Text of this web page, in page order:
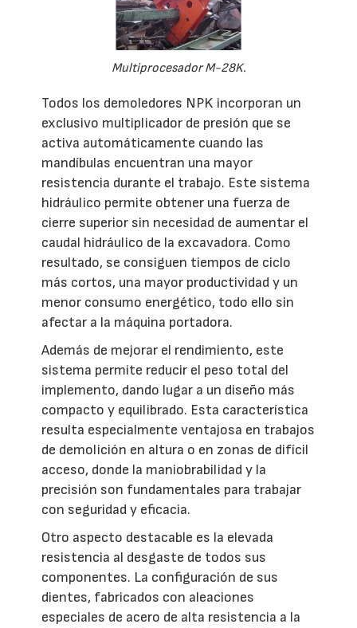
Multiprocesador M-28K.
Todos los demoledores NPK incorporan un
exclusivo multiplicador de presión que se
activa automáticamente cuando las
mandíbulas encuentran una mayor
resistencia durante el trabajo. Este sistema
hidráulico permite obtener una fuerza de
cierre superior sin necesidad de aumentar el
caudal hidráulico de la excavadora. Como
resultado, se consiguen tiempos de ciclo
más cortos, una mayor productividad y un
menor consumo energético, todo ello sin
afectar a la máquina portadora.
Además de mejorar el rendimiento, este
sistema permite reducir el peso total del
implemento, dando lugar a un diseño más
compacto y equilibrado. Esta característica
resulta especialmente ventajosa en trabajos
de demolición en altura o en zonas de difícil
acceso, donde la maniobrabilidad y la
precisión son fundamentales para trabajar
con seguridad y eficacia.
Otro aspecto destacable es la elevada
resistencia al desgaste de todos sus
componentes. La configuración de sus
dientes, fabricados con aleaciones
especiales de acero de alta resistencia a la